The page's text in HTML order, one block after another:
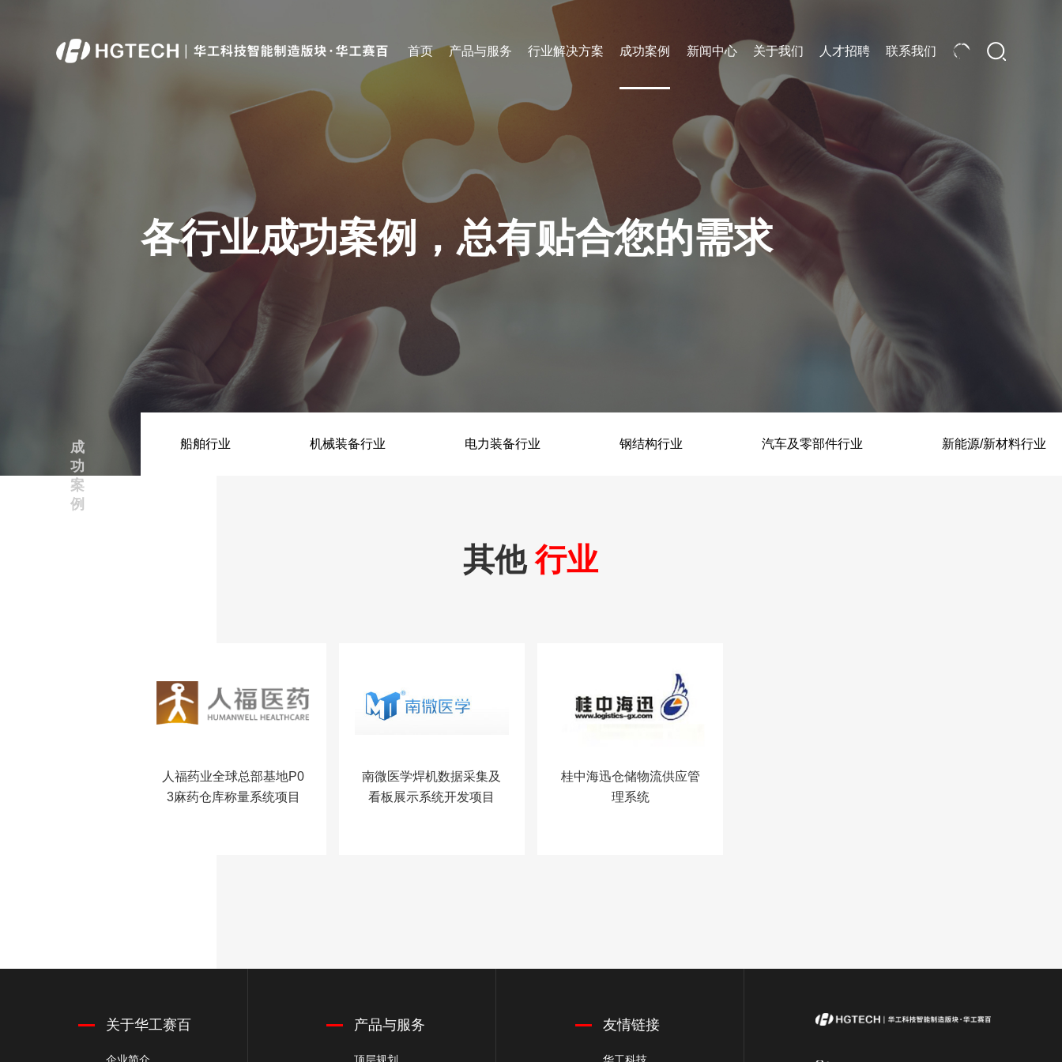
首页 产品与服务
工业物联
设备物联系统.
下料产线
中厚板下料产线
管材下料产线
筑视-智能分拣工作站
筑视-智能码盘工作站
装配式建筑焊接线
船舶行业焊接产线
桥梁行业焊接产线
工程机械焊接产线
筑视-智能焊接工作站
智能仓储物流
智能物流及仓储规划.
智能仓储物流信息化系统.
转运及仓储装备.
数字化产品
筑龙-MOM制造运营管理系
筑龙-MES制造执行系统.
筑龙-APS高级计划排程系
筑镜-数字孪生系统.
平台.
HG-CCS智能中控系统.
智能装备与智能产线
FMS机加产线
行业解决方案
钢结构行业 电子电气行业
成功案例
船舶行业 电力装备行业
新闻中心 关于我们 人才招聘 联系我们
各行业成功案例，总有贴合您的需求
成
功
案
例
船舶行业 机械装备行业 电力装备行业 钢结构行业 汽车及零部件行业 新能源/新材料行业
其他 行业
人福药业全球总部基地P0
3麻药仓库称量系统项目
南微医学焊机数据采集及
看板展示系统开发项目
桂中海迅仓储物流供应管
理系统
关于华工赛百 产品与服务 友情链接